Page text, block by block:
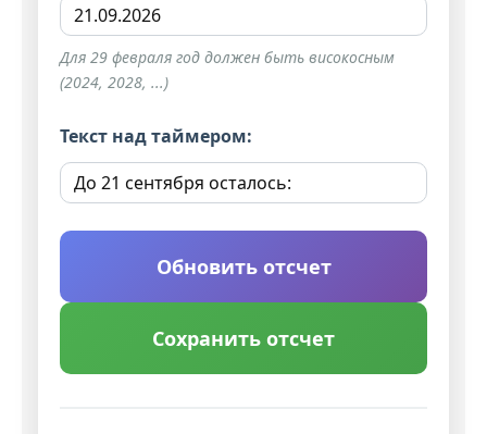
Для 29 февраля год должен быть високосным
(2024, 2028, ...)
Текст над таймером:
Обновить отсчет
Сохранить отсчет